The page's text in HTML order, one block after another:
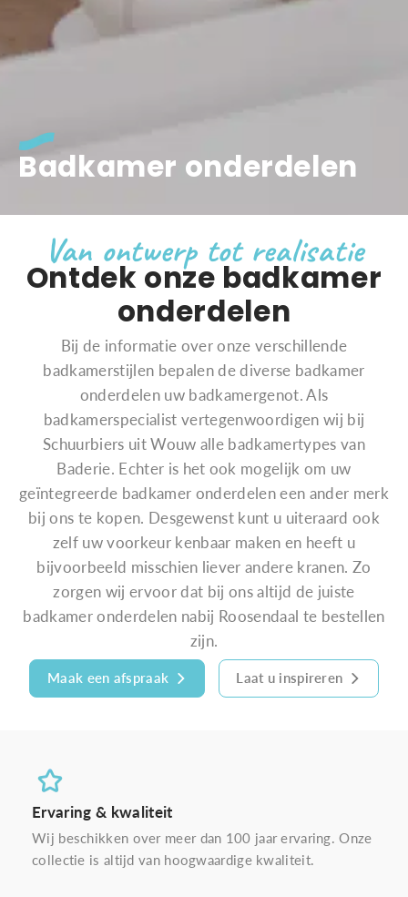
Badkamer onderdelen
Van ontwerp tot realisatie
Ontdek onze badkamer
onderdelen
Bij de informatie over onze verschillende
badkamerstijlen bepalen de diverse badkamer
onderdelen uw badkamergenot. Als
badkamerspecialist vertegenwoordigen wij bij
Schuurbiers uit Wouw alle badkamertypes van
Baderie. Echter is het ook mogelijk om uw
geïntegreerde badkamer onderdelen een ander merk
bij ons te kopen. Desgewenst kunt u uiteraard ook
zelf uw voorkeur kenbaar maken en heeft u
bijvoorbeeld misschien liever andere kranen. Zo
zorgen wij ervoor dat bij ons altijd de juiste
badkamer onderdelen nabij Roosendaal te bestellen
zijn.
Maak een afspraak Laat u inspireren
Ervaring & kwaliteit
Wij beschikken over meer dan 100 jaar ervaring. Onze
collectie is altijd van hoogwaardige kwaliteit.